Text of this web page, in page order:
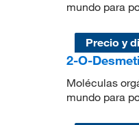
mundo para
Precio y
2-O-
Moléculas
mundo para